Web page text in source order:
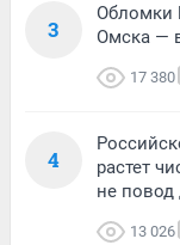
3
Обломки
Омска —
17 380
4
растет
не повод
13 026